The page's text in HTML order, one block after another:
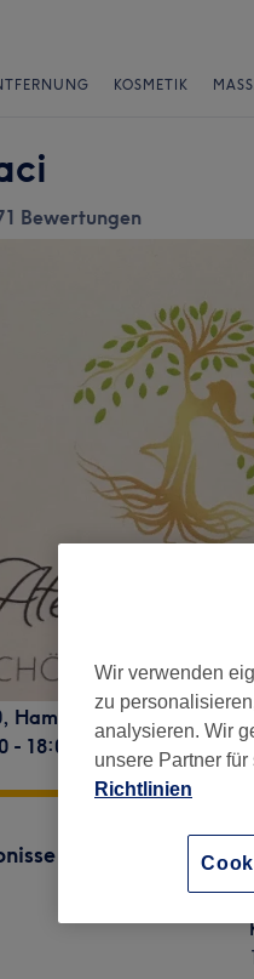
KOSMETIK
Bewertungen
, Hamburg, 20357
18:00
Wir verwenden
zu
analysieren. Wir
unsere Partner
Richtlinien